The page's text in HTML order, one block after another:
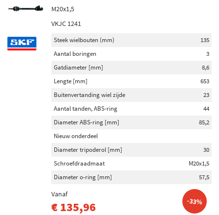
M20x1,5
VKJC 1241
Steek wielbouten (mm)
135
Aantal boringen
3
Gatdiameter [mm]
8,6
Lengte [mm]
653
Buitenvertanding wiel zijde
23
Aantal tanden, ABS-ring
44
Diameter ABS-ring [mm]
85,2
Nieuw onderdeel
Diameter tripoderol [mm]
30
Schroefdraadmaat
M20x1,5
Diameter o-ring [mm]
57,5
Vanaf
€ 135,96 -33%